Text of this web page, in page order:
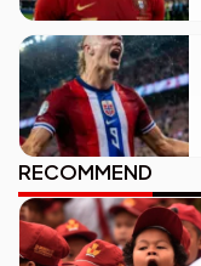
RECOMMEND